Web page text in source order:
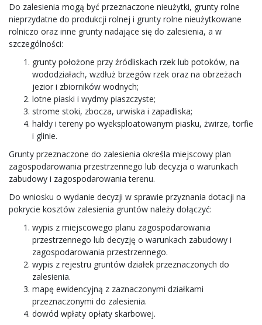
Do zalesienia mogą być przeznaczone nieużytki, grunty rolne
nieprzydatne do produkcji rolnej i grunty rolne nieużytkowane
rolniczo oraz inne grunty nadające się do zalesienia, a w
szczególności:
grunty położone przy źródliskach rzek lub potoków, na
wododziałach, wzdłuż brzegów rzek oraz na obrzeżach
jezior i zbiorników wodnych;
lotne piaski i wydmy piaszczyste;
strome stoki, zbocza, urwiska i zapadliska;
hałdy i tereny po wyeksploatowanym piasku, żwirze, torfie
i glinie.
Grunty przeznaczone do zalesienia określa miejscowy plan
zagospodarowania przestrzennego lub decyzja o warunkach
zabudowy i zagospodarowania terenu.
Do wniosku o wydanie decyzji w sprawie przyznania dotacji na
pokrycie kosztów zalesienia gruntów należy dołączyć:
wypis z miejscowego planu zagospodarowania
przestrzennego lub decyzję o warunkach zabudowy i
zagospodarowania przestrzennego.
wypis z rejestru gruntów działek przeznaczonych do
zalesienia.
mapę ewidencyjną z zaznaczonymi działkami
przeznaczonymi do zalesienia.
dowód wpłaty opłaty skarbowej.